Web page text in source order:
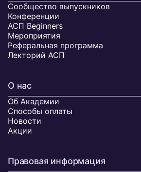
Сообщество выпускников
Конференции
АСП Beginners
Мероприятия
Реферальная программа
Лекторий АСП
О нас
Об Академии
Способы оплаты
Новости
Акции
Правовая информация